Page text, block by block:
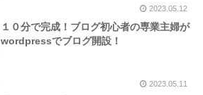
2023.05.12
１０分で完成！ブログ初心者の専業主婦が
wordpressでブログ開設！
2023.05.11